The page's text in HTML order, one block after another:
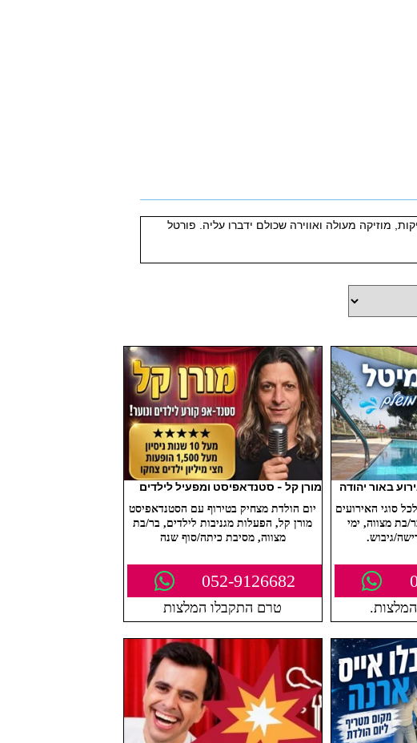
מוזיקה מעולה ואווירה שכולם ידברו עליה. פורטל
באור יהודה
סוגי האירועים
בת מצווה, ימי
גיבוש.
מורן קל - סטנדאפיסט ומפעיל לילדים
יום הולדת מצחיק בטירוף עם הסטנדאפיסט
מורן קל, הפעלות מגניבות לילדים, בר/בת
מצווה, מסיבת כיתה/סוף שנה
052-9126682
טרם התקבלו המלצות